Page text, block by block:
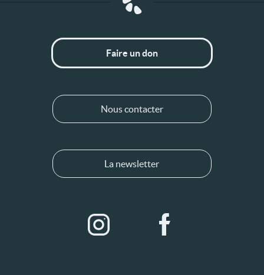
Faire un don
Nous contacter
La newsletter